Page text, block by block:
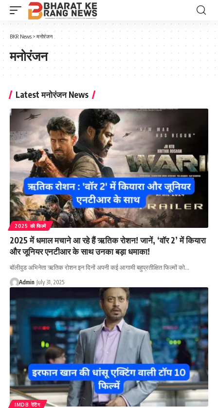
BKR News > मनोरंजन
मनोरंजन
Latest मनोरंजन News
2025 की फिल्में
2025 में धमाल मचाने आ रहे हैं ऋतिक रोशन! जानें, ‘वॉर 2’ में कियारा
और जूनियर एनटीआर के साथ उनका बड़ा धमाका!
बॉलीवुड अभिनेता ऋतिक रोशन इन दिनों अपनी कई आगामी बहुप्रतीक्षित फिल्मों को…
Admin July 31, 2025
IMDB रेटिंग